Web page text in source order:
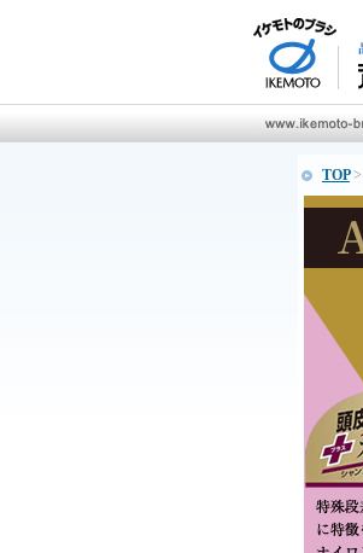
TOP>